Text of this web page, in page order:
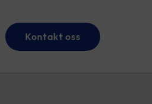
Kontakt oss